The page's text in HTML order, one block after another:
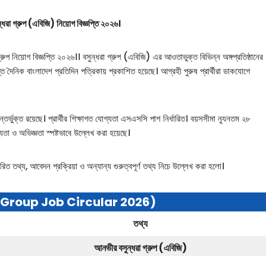
গ্রুপ (এবিজি) নিয়োগ বিজ্ঞপ্তি ২০২৬।
২০২৬।। বসুন্ধরা গ্রুপ (এবিজি) এর আওতাভুক্ত বিভিন্ন অঙ্গপ্রতিষ্ঠানের
বাংলাদেশ প্রতিদিন পত্রিকায় প্রকাশিত হয়েছে। আগ্রহী পুরুষ প্রার্থীরা ডাকযোগে
প্রার্থীর শিক্ষাগত যোগ্যতা এসএসসি পাশ নির্ধারিত। বয়সসীমা ন্যূনতম ২৮
ও অভিজ্ঞতা স্পষ্টভাবে উল্লেখ করা হয়েছে।
তথ্য, আবেদন প্রক্রিয়া ও অন্যান্য গুরুত্বপূর্ণ তথ্য নিচে উল্লেখ করা হলো।
Job Circular 2026)
তথ্য
আনভীর বসুন্ধরা গ্রুপ (এবিজি)